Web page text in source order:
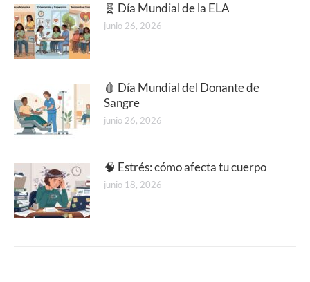
🧬 Día Mundial de la ELA
junio 26, 2026
🩸 Día Mundial del Donante de
Sangre
junio 26, 2026
🧠 Estrés: cómo afecta tu cuerpo
junio 18, 2026